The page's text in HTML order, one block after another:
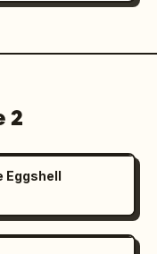
2
Eggshell